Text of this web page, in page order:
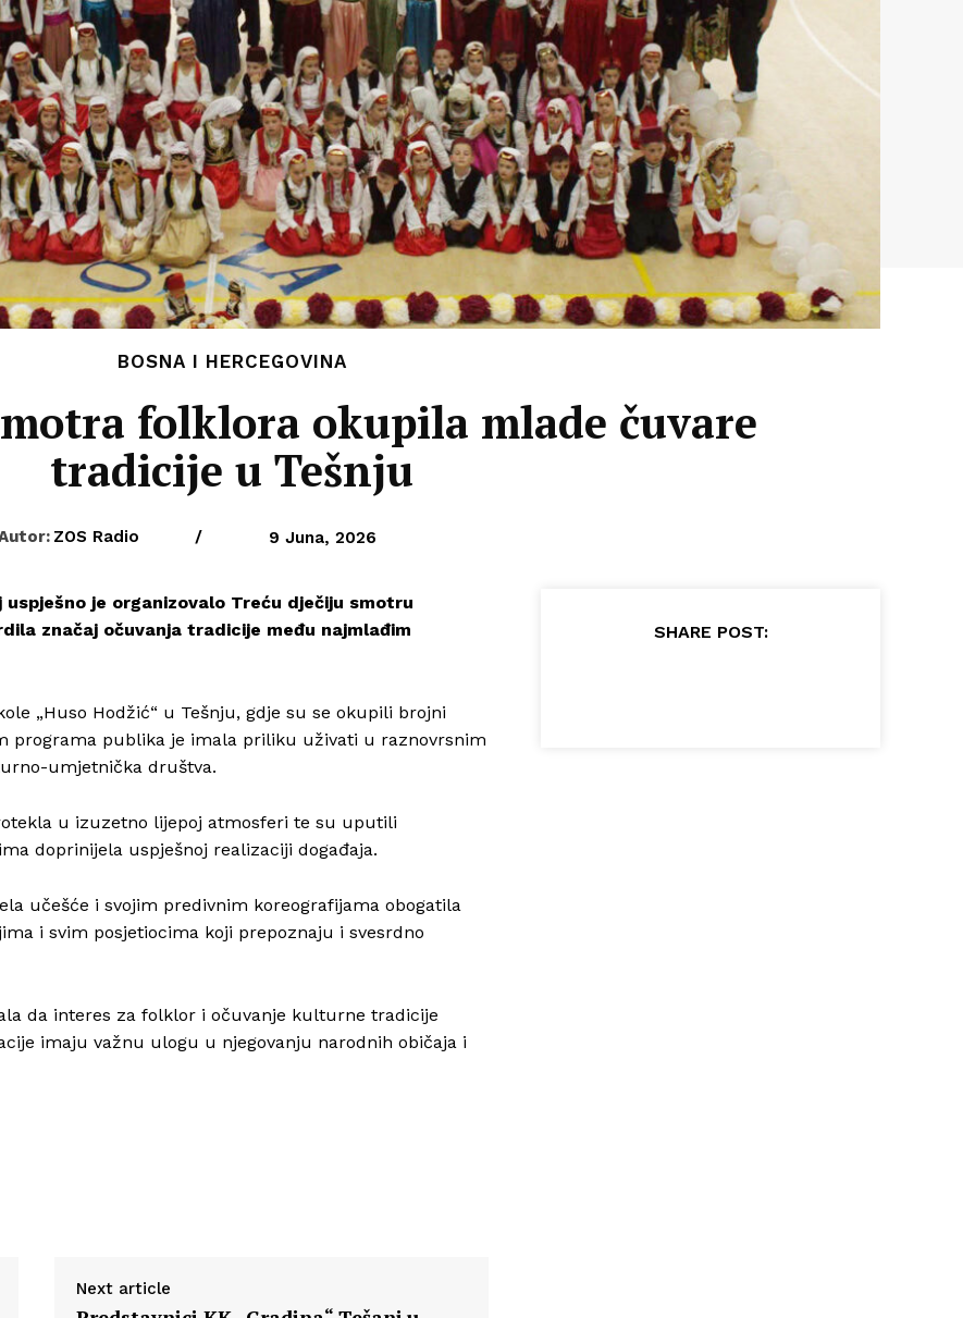
BOSNA I HERCEGOVINA
folklora okupila mlade čuvare
tradicije u Tešnju
ZOS Radio / 9 Juna, 2026
je organizovalo Treću dječiju smotru
značaj očuvanja tradicije među najmlađim
„Huso Hodžić“ u Tešnju, gdje su se okupili brojni
programa publika je imala priliku uživati u raznovrsnim
umjetnička društva.
u izuzetno lijepoj atmosferi te su uputili
doprinijela uspješnoj realizaciji događaja.
učešće i svojim predivnim koreografijama obogatila
i svim posjetiocima koji prepoznaju i svesrdno
da interes za folklor i očuvanje kulturne tradicije
imaju važnu ulogu u njegovanju narodnih običaja i
Next article
SHARE POST: